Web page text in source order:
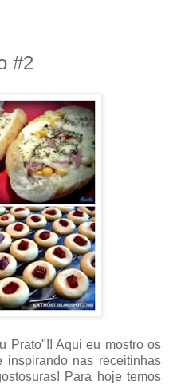
#2
Prato"!! Aqui eu mostro os
inspirando nas receitinhas
Para hoje temos